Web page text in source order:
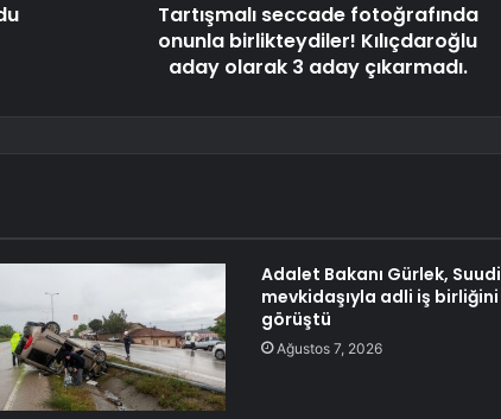
Tartışmalı seccade fotoğrafında
onunla birlikteydiler! Kılıçdaroğlu
aday olarak 3 aday çıkarmadı.
Adalet Bakanı Gürlek, Suudi
mevkidaşıyla adli iş birliğini
görüştü
Ağustos 7, 2026